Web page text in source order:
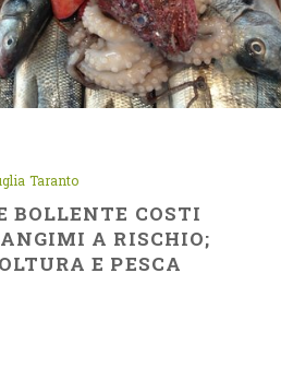
Taranto
BOLLENTE COSTI
A RISCHIO;
E PESCA